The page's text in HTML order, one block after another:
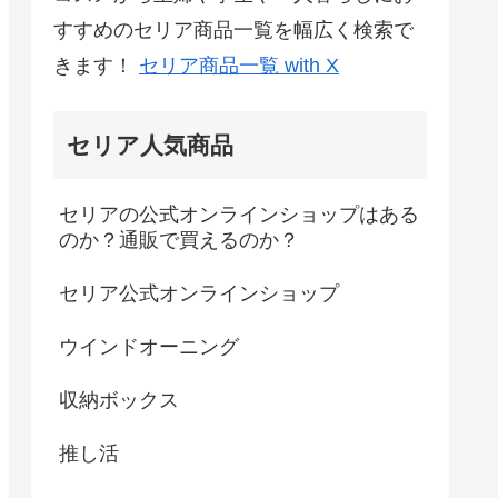
すすめのセリア商品一覧を幅広く検索で
きます！ セリア商品一覧 with X
セリア人気商品
セリアの公式オンラインショップはある
のか？通販で買えるのか？
セリア公式オンラインショップ
ウインドオーニング
収納ボックス
推し活